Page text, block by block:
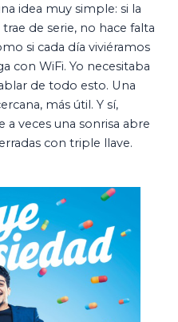
idea muy simple: si la
de serie, no hace falta
si cada día viviéramos
con WiFi. Yo necesitaba
de todo esto. Una
más útil. Y sí,
veces una sonrisa abre
con triple llave.